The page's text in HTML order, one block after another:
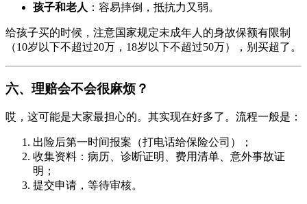
孩子和老人 ：容易摔倒，抵抗力又弱。
给孩子买的时候，注意国家规定未成年人的身故保额有限制
（10岁以下不超过20万，18岁以下不超过50万），别买超了。
六、理赔会不会很麻烦？
哎，这可能是大家最担心的。其实现在好多了。流程一般是：
出险后第一时间报案（打电话给保险公司）；
收集资料：病历、诊断证明、费用清单、意外事故证
明；
提交申请，等待审核。